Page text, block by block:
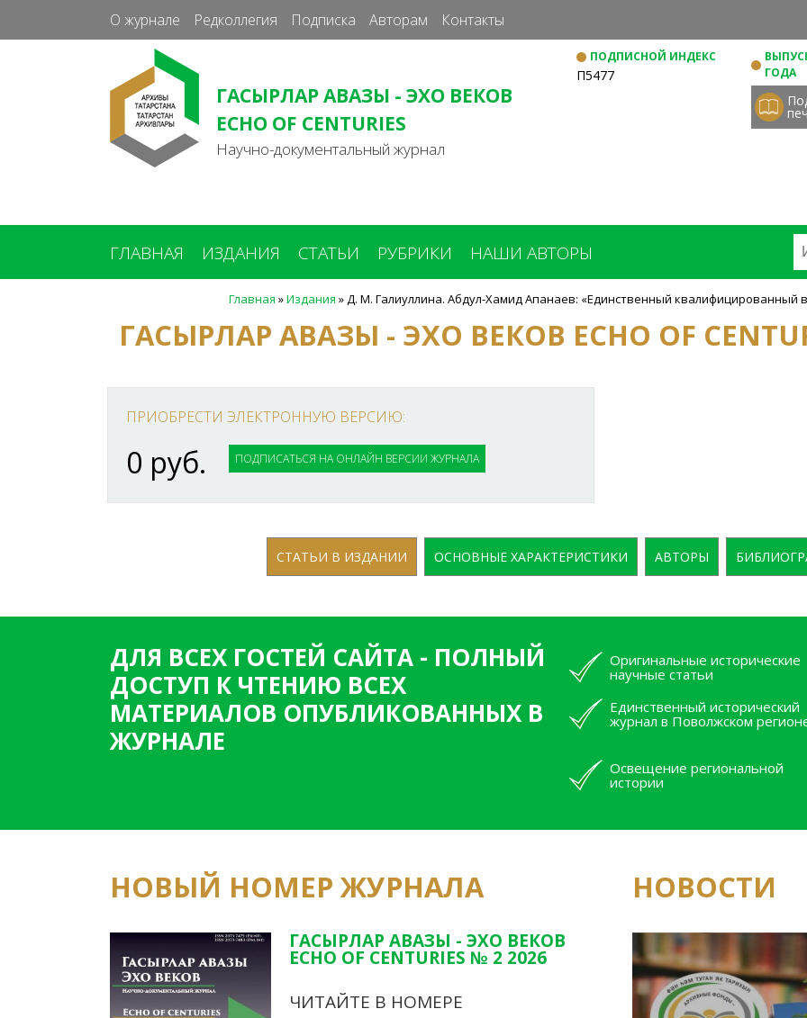
к
основному
О журнале Редколлегия Подписка Авторам Контакты
ГАСЫРЛАР АВАЗЫ - ЭХО ВЕКОВ
ECHO OF CENTURIES
Научно-документальный журнал
ПОДПИСНОЙ ИНДЕКС
П5477
ГОДА
ГЛАВНАЯ ИЗДАНИЯ СТАТЬИ РУБРИКИ НАШИ АВТОРЫ
здесь
Главная »Издания »Д. М. Галиуллина. Абдул-Хамид Апанаев: «Единственный квалифицированный
ГАСЫРЛАР АВАЗЫ - ЭХО ВЕКОВ ECHO OF
ПРИОБРЕСТИ ЭЛЕКТРОННУЮ ВЕРСИЮ:
0 руб. ПОДПИСАТЬСЯ НА ОНЛАЙН ВЕРСИИ ЖУРНАЛА
СТАТЬИ В ИЗДАНИИ ОСНОВНЫЕ ХАРАКТЕРИСТИКИ АВТОРЫ
ДЛЯ ВСЕХ ГОСТЕЙ САЙТА - ПОЛНЫЙ
ДОСТУП К ЧТЕНИЮ ВСЕХ
МАТЕРИАЛОВ ОПУБЛИКОВАННЫХ В
ЖУРНАЛЕ
Оригинальные исторические
научные статьи
Единственный исторический
журнал в Поволжском
Освещение региональной
истории
НОВЫЙ НОМЕР ЖУРНАЛА
ГАСЫРЛАР АВАЗЫ - ЭХО ВЕКОВ
ECHO OF CENTURIES № 2 2026
ЧИТАЙТЕ В НОМЕРЕ
НОВОСТИ
Юным